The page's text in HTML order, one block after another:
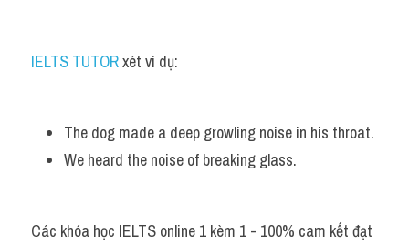
IELTS TUTOR xét ví dụ:
The dog made a deep growling noise in his throat.
We heard the noise of breaking glass.
Các khóa học IELTS online 1 kèm 1 - 100% cam kết đạt